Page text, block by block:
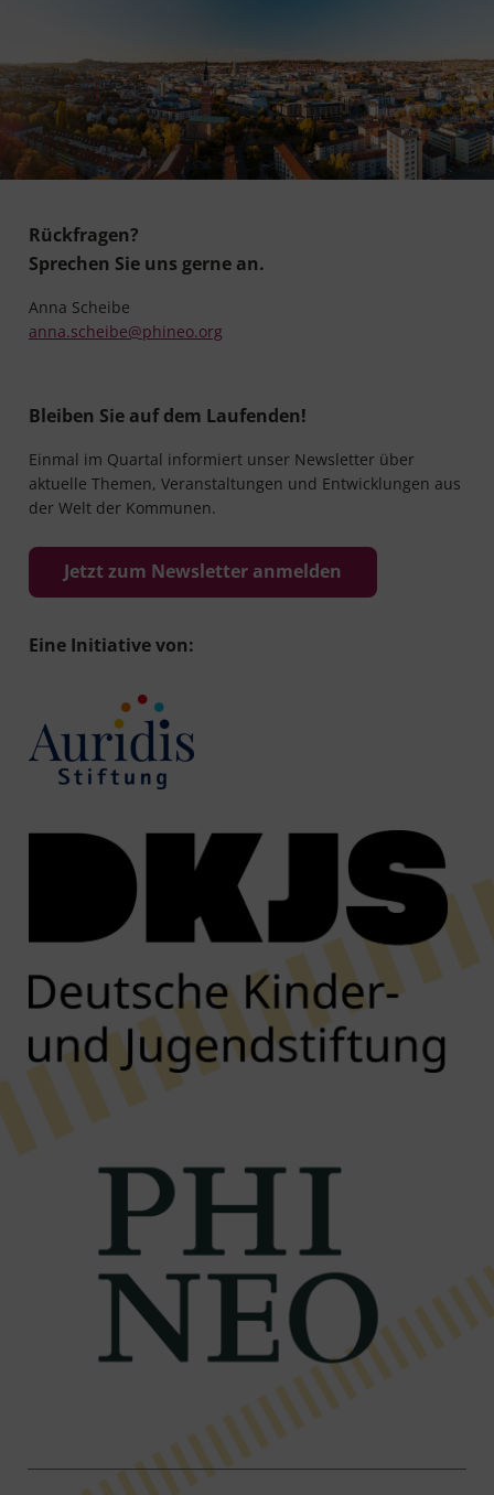
Rückfragen?
Sprechen Sie uns gerne an.
Anna Scheibe
anna.scheibe@phineo.org
Bleiben Sie auf dem Laufenden!
Einmal im Quartal informiert unser Newsletter über
aktuelle Themen, Veranstaltungen und Entwicklungen aus
der Welt der Kommunen.
Jetzt zum Newsletter anmelden
Eine Initiative von: